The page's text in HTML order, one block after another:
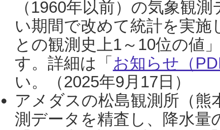
（1960年以前）の気象観
い期間で改めて統計を実
との観測史上1～10位の値
す。詳細は「 お知らせ（
い。（2025年9月17日）
アメダスの松島観測所（熊
測データを精査し、降水